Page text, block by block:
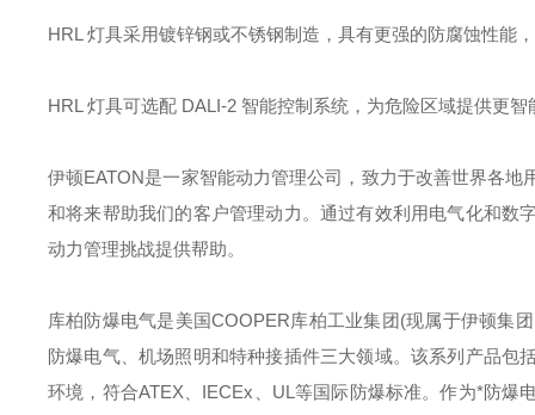
HRL 灯具采用镀锌钢或不锈钢制造，具有更强的防腐蚀性能
HRL 灯具可选配 DALI-2 智能控制系统，为危险区域提供更
伊顿EATON是一家智能动力管理公司，致力于改善世界各
和将来帮助我们的客户管理动力。通过有效利用电气化和数
动力管理挑战提供帮助。
库柏防爆电气是美国COOPER库柏工业集团(现属于伊顿集
防爆电气、机场照明和特种接插件三大领域。该系列产品包
环境，符合ATEX IECEx UL 等国际防爆标准。作为*防爆